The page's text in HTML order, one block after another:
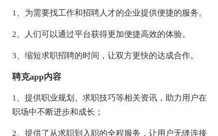
1、为需要找工作和招聘人才的企业提供便捷的服务。
2、人们可以通过平台获得更加便捷高效的体验。
3、缩短求职招聘的时间，让双方更快的达成合作。
聘克app内容
1、提供职业规划、求职技巧等相关资讯，助力用户在
职场中不断进步和成长；
2、提供了从求职到入职的全程服务，让用户无缝连接